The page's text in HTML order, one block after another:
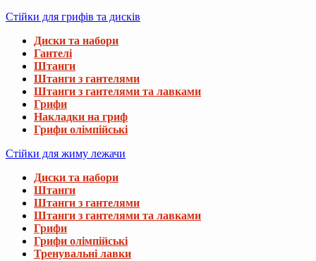
Стійки для грифів та дисків
Диски та набори
Гантелі
Штанги
Штанги з гантелями
Штанги з гантелями та лавками
Грифи
Накладки на гриф
Грифи олімпійські
Стійки для жиму лежачи
Диски та набори
Штанги
Штанги з гантелями
Штанги з гантелями та лавками
Грифи
Грифи олімпійські
Тренувальні лавки